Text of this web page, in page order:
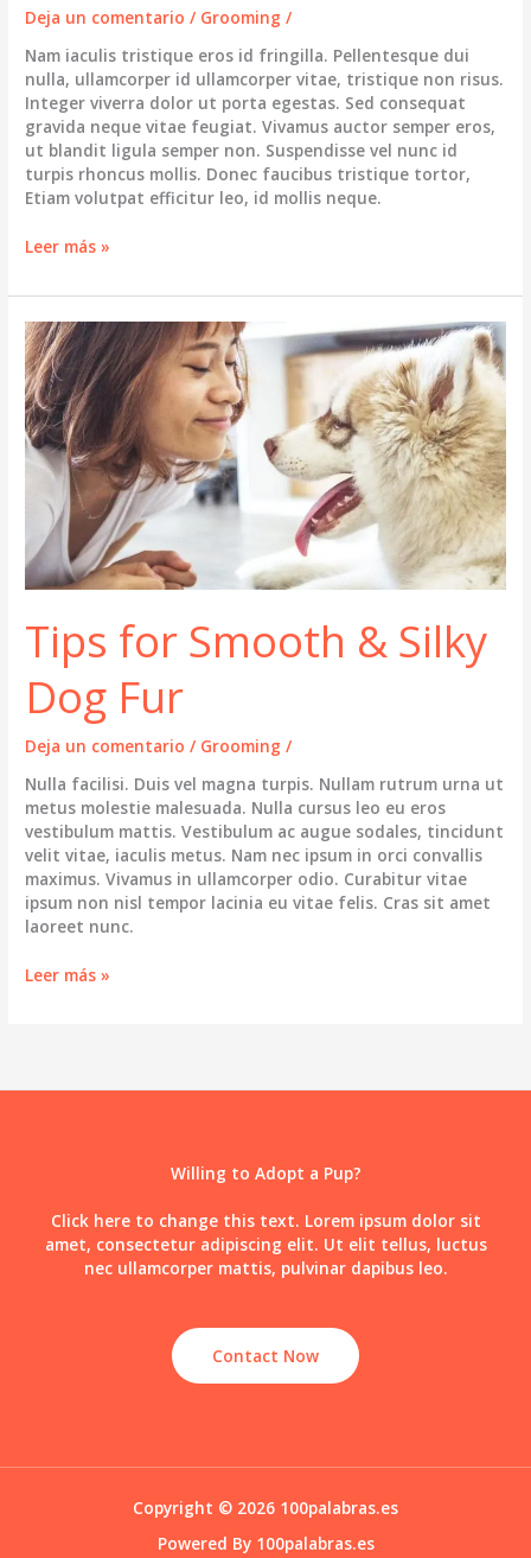
Deja un comentario / Grooming /
Nam iaculis tristique eros id fringilla. Pellentesque dui
nulla, ullamcorper id ullamcorper vitae, tristique non risus.
Integer viverra dolor ut porta egestas. Sed consequat
gravida neque vitae feugiat. Vivamus auctor semper eros,
ut blandit ligula semper non. Suspendisse vel nunc id
turpis rhoncus mollis. Donec faucibus tristique tortor,
Etiam volutpat efficitur leo, id mollis neque.
Top
for
Your
Pup!
Leer más »
Tips for Smooth & Silky
Dog Fur
Deja un comentario / Grooming /
Nulla facilisi. Duis vel magna turpis. Nullam rutrum urna ut
metus molestie malesuada. Nulla cursus leo eu eros
vestibulum mattis. Vestibulum ac augue sodales, tincidunt
velit vitae, iaculis metus. Nam nec ipsum in orci convallis
maximus. Vivamus in ullamcorper odio. Curabitur vitae
ipsum non nisl tempor lacinia eu vitae felis. Cras sit amet
laoreet nunc.
Tips
Dog
Leer más »
Willing to Adopt a Pup?
Click here to change this text. Lorem ipsum dolor sit
amet, consectetur adipiscing elit. Ut elit tellus, luctus
nec ullamcorper mattis, pulvinar dapibus leo.
Contact Now
Copyright © 2026 100palabras.es
Powered By 100palabras.es